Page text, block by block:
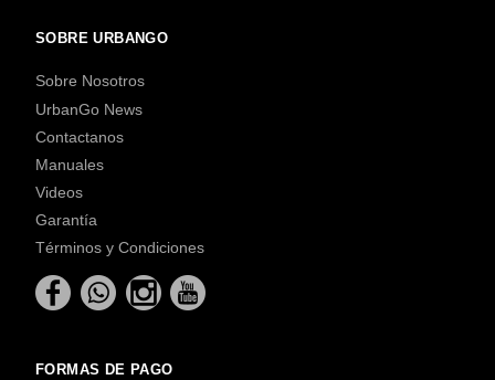
SOBRE URBANGO
Sobre Nosotros
UrbanGo News
Contactanos
Manuales
Videos
Garantía
Términos y Condiciones
FORMAS DE PAGO